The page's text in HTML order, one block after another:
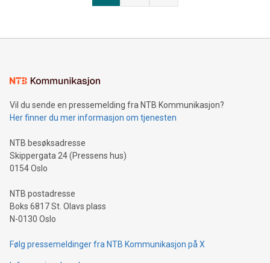
Vil du sende en pressemelding fra NTB Kommunikasjon?
Her finner du mer informasjon om tjenesten
NTB besøksadresse
Skippergata 24 (Pressens hus)
0154 Oslo
NTB postadresse
Boks 6817 St. Olavs plass
N-0130 Oslo
Følg pressemeldinger fra NTB Kommunikasjon på X